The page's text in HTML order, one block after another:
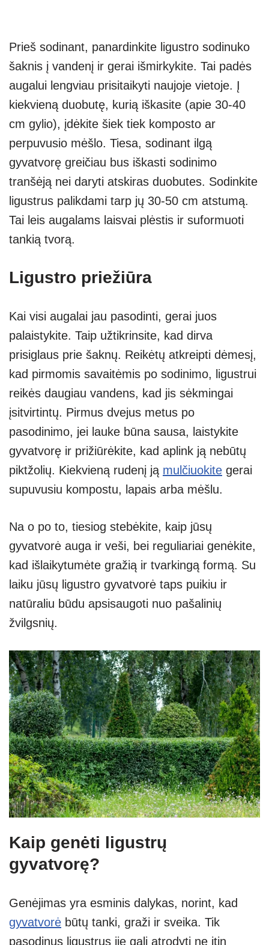
Prieš sodinant, panardinkite ligustro sodinuko
šaknis į vandenį ir gerai išmirkykite. Tai padės
augalui lengviau prisitaikyti naujoje vietoje. Į
kiekvieną duobutę, kurią iškasite (apie 30-40
cm gylio), įdėkite šiek tiek komposto ar
perpuvusio mėšlo. Tiesa, sodinant ilgą
gyvatvorę greičiau bus iškasti sodinimo
tranšėją nei daryti atskiras duobutes. Sodinkite
ligustrus palikdami tarp jų 30-50 cm atstumą.
Tai leis augalams laisvai plėstis ir suformuoti
tankią tvorą.
Ligustro priežiūra
Kai visi augalai jau pasodinti, gerai juos
palaistykite. Taip užtikrinsite, kad dirva
prisiglaus prie šaknų. Reikėtų atkreipti dėmesį,
kad pirmomis savaitėmis po sodinimo, ligustrui
reikės daugiau vandens, kad jis sėkmingai
įsitvirtintų. Pirmus dvejus metus po
pasodinimo, jei lauke būna sausa, laistykite
gyvatvorę ir prižiūrėkite, kad aplink ją nebūtų
piktžolių. Kiekvieną rudenį ją mulčiuokite gerai
supuvusiu kompostu, lapais arba mėšlu.
Na o po to, tiesiog stebėkite, kaip jūsų
gyvatvorė auga ir veši, bei reguliariai genėkite,
kad išlaikytumėte gražią ir tvarkingą formą. Su
laiku jūsų ligustro gyvatvorė taps puikiu ir
natūraliu būdu apsisaugoti nuo pašalinių
žvilgsnių.
Kaip genėti ligustrų
gyvatvorę?
Genėjimas yra esminis dalykas, norint, kad
gyvatvorė būtų tanki, graži ir sveika. Tik
pasodinus ligustrus jie gali atrodyti ne itin